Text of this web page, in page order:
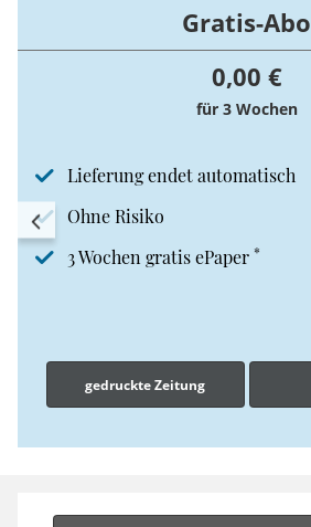
Gratis-Abo
0,00 €
für 3 Wochen
Lieferung endet automatisch
Ohne Risiko
3 Wochen gratis ePaper *
gedruckte Zeitung